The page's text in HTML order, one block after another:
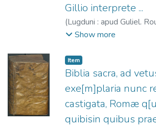
Gillio interprete ...
(Lugduni : apud Guliel.
Eliano, Claudio
Elephanti nova descriptio
Pepagomenus. De cura
accipitrum
; Demetrius
cura et medicina canum
Show more
Item
Biblia sacra, ad
exe[m]plaria nunc
castigata, Romæ
quibisin quibus